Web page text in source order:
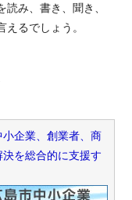
み、書き、聞き、
るでしょう。
小企業、創業者、商
を総合的に支援す